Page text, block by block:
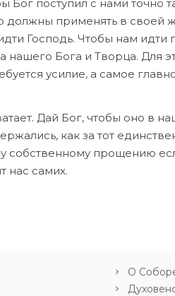
Бог поступил с нами точно
применять в своей
Господь. Чтобы нам идти
Бога и Творца. Для
усилие, а самое
Дай Бог, чтобы оно в
как за тот
собственному прощению
нас самих.
О